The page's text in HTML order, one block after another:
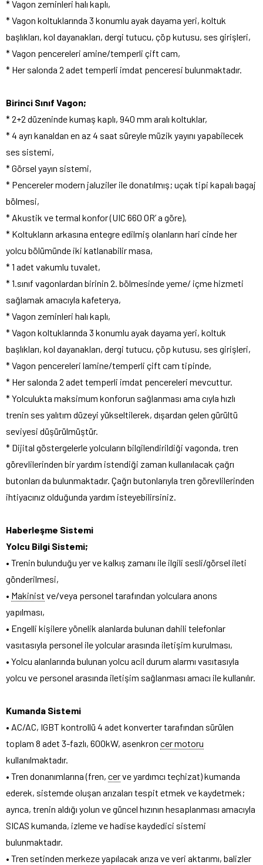
* Vagon zeminleri halı kaplı,
* Vagon koltuklarında 3 konumlu ayak dayama yeri, koltuk
başlıkları, kol dayanakları, dergi tutucu, çöp kutusu, ses girişleri,
* Vagon pencereleri amine/temperli çift cam,
* Her salonda 2 adet temperli imdat penceresi bulunmaktadır.
Birinci Sınıf Vagon;
* 2+2 düzeninde kumaş kaplı, 940 mm aralı koltuklar,
* 4 ayrı kanaldan en az 4 saat süreyle müzik yayını yapabilecek
ses sistemi,
* Görsel yayın sistemi,
* Pencereler modern jaluziler ile donatılmış; uçak tipi kapalı bagaj
bölmesi,
* Akustik ve termal konfor (UIC 660 OR’ a göre),
* Koltukların arkasına entegre edilmiş olanların hari cinde her
yolcu bölümünde iki katlanabilir masa,
* 1 adet vakumlu tuvalet,
* 1.sınıf vagonlardan birinin 2. bölmesinde yeme/ içme hizmeti
sağlamak amacıyla kafeterya,
* Vagon zeminleri halı kaplı,
* Vagon koltuklarında 3 konumlu ayak dayama yeri, koltuk
başlıkları, kol dayanakları, dergi tutucu, çöp kutusu, ses girişleri,
* Vagon pencereleri lamine/temperli çift cam tipinde,
* Her salonda 2 adet temperli imdat pencereleri mevcuttur.
* Yolculukta maksimum konforun sağlanması ama cıyla hızlı
trenin ses yalıtım düzeyi yükseltilerek, dışardan gelen gürültü
seviyesi düşürülmüştür.
* Dijital göstergelerle yolcuların bilgilendirildiği vagonda, tren
görevlilerinden bir yardım istendiği zaman kullanılacak çağrı
butonları da bulunmaktadır. Çağrı butonlarıyla tren görevlilerinden
ihtiyacınız olduğunda yardım isteyebilirsiniz.
Haberleşme Sistemi
Yolcu Bilgi Sistemi;
• Trenin bulunduğu yer ve kalkış zamanı ile ilgili sesli/görsel ileti
gönderilmesi,
• Makinist ve/veya personel tarafından yolculara anons
yapılması,
• Engelli kişilere yönelik alanlarda bulunan dahili telefonlar
vasıtasıyla personel ile yolcular arasında iletişim kurulması,
• Yolcu alanlarında bulunan yolcu acil durum alarmı vasıtasıyla
yolcu ve personel arasında iletişim sağlanması amacı ile kullanılır.
Kumanda Sistemi
• AC/AC, IGBT kontrollü 4 adet konverter tarafından sürülen
toplam 8 adet 3-fazlı, 600kW, asenkron cer motoru
kullanılmaktadır.
• Tren donanımlarına (fren, cerve yardımcı teçhizat) kumanda
ederek, sistemde oluşan arızaları tespit etmek ve kaydetmek;
ayrıca, trenin aldığı yolun ve güncel hızının hesaplanması amacıyla
SICAS kumanda, izleme ve hadise kaydedici sistemi
bulunmaktadır.
• Tren setinden merkeze yapılacak arıza ve veri aktarımı, balizler